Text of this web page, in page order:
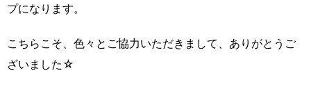
プになります。
こちらこそ、色々とご協力いただきまして、ありがとうご
ざいました☆